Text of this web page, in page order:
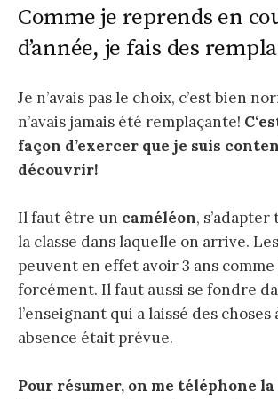
Comme je reprends en
d’année, je fais des
Je n’avais pas le choix, c’est bien
n’avais jamais été remplaçante! C
façon d’exercer que je suis
découvrir!
Il faut être un caméléon,
la classe dans laquelle on arrive.
peuvent en effet avoir 3 ans comme
forcément. Il faut aussi se fondre
l’enseignant qui a laissé des choses
absence était prévue.
Pour résumer, on me téléphone